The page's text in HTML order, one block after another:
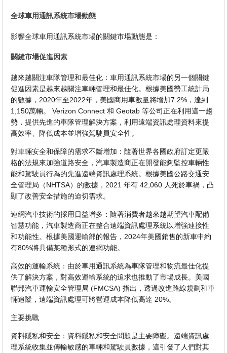
全球車用通訊系統市場動態
影響全球車用通訊系統市場的關鍵市場動態是：
關鍵市場促進因素
越來越關注車隊管理和最佳化：車用通訊系統市場的另一個關鍵
促進因素是越來越關注車輛管理和最佳化。根據美國勞工統計局
的數據，2020年至2022年，美國商用車數量將增加7.2%，達到
1,150萬輛。 Verizon Connect 和 Geotab 等公司正在利用這一趨
勢，提供先進的車隊管理解決方案，利用遠端資訊處理資料來提
高效率、降低成本並增強駕駛員安全性。
對車輛安全和保障的需求不斷增加：隨著世界各國政府訂定更嚴
格的法規來加強道路安全，汽車製造商正在開發能夠監控車輛性
能和駕駛員行為的先進遠端資訊處理系統。根據美國公路交通安
全管理局（NHTSA）的數據，2021 年有 42,060 人死於車禍，凸
顯了改善安全措施的迫切需求。
連網汽車技術的採用日益增多：隨著消費者越來越期望汽車配備
智慧功能，汽車製造商正在整合遠端資訊處理系統以增強連接性
和功能性。根據美國運輸部的報告，2024年美國銷售的新車中約
有80%將具備某種形式的連網功能。
高效的運輸系統：由於車用通訊系統為車隊管理和物流最佳化提
供了解決方案，對高效運輸系統的追求也推動了市場成長。美國
聯邦汽車運輸安全管理局 (FMCSA) 指出，透過改進路線規劃和車
輛追蹤，遠端資訊處理可將營運成本降低高達 20%。
主要挑戰
資料隱私和安全：資料隱私和安全問題是主要障礙。遠端資訊處
理系統收集並傳輸敏感的車輛和駕駛員數據，這引發了人們對其